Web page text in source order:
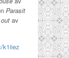
Parasit
av
k1iiez